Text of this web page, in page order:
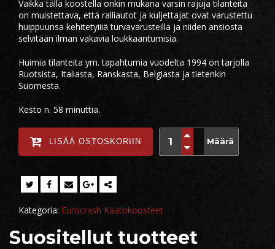
Vaikka tällä koostella onkin mukana varsin rajuja tilanteita
on muistettava, että ralliautot ja kuljettajat ovat varustettu
huippuunsa kehitetyiiiä turvavarusteilla ja niiden ansiosta
selvitään ilman vakavia loukkaantumisia.
Huimia tilanteita ym. tapahtumia vuodelta 1994 on tarjolla
Ruotsista, Italiasta, Ranskasta, Belgiasta ja tietenkin
Suomesta.
Kesto n. 58 minuttia.
Määrä
LISÄÄ OSTOSKORIIN
Kategoria: Eurocrash Kaatokoosteet
Suositellut tuotteet